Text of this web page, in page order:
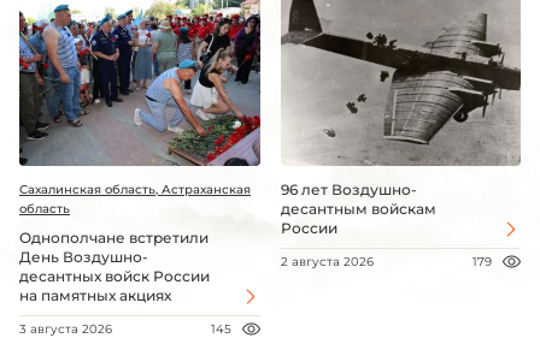
Сахалинская область, Астраханская
область
Однополчане встретили
День Воздушно-
десантных войск России
на памятных акциях
3 августа 2026 145
96 лет Воздушно-
десантным войскам
России
2 августа 2026 179